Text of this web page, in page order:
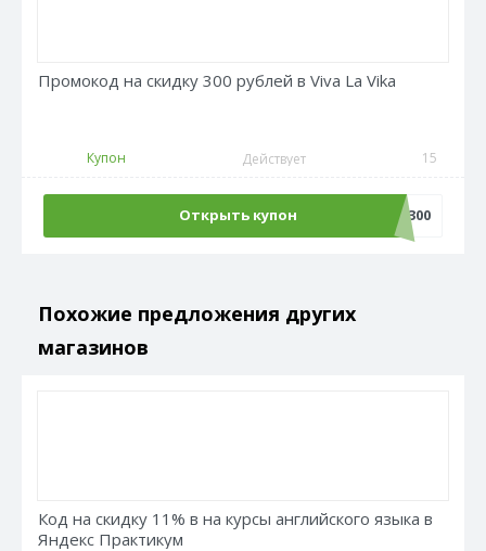
Промокод на скидку 300 рублей в Viva La Vika
Купон Действует 15
Открыть купон ADMFEST300
Похожие предложения других
магазинов
Код на скидку 11% в на курсы английского языка в
Яндекс Практикум